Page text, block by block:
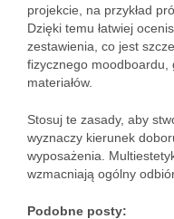
projekcie, na przykład
Dzięki temu łatwiej
zestawienia, co jest
fizycznego moodboardu,
materiałów.
Stosuj te zasady, aby
wyznaczy kierunek
wyposażenia.
wzmacniają ogólny
Podobne posty: